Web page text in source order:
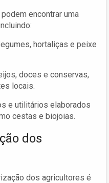
encontrar uma
hortaliças e peixe
doces e conservas,
locais.
e utilitários elaborados
cestas e biojoias.
dos
dos agricultores é